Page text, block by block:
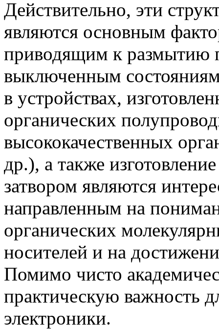
Действительно, эти
являются основным
приводящим к размытию
выключенным
в устройствах,
органических
высококачественных
др.), а также
затвором являются
направленным на
органических
носителей и на
Помимо чисто
практическую важность
электроники.